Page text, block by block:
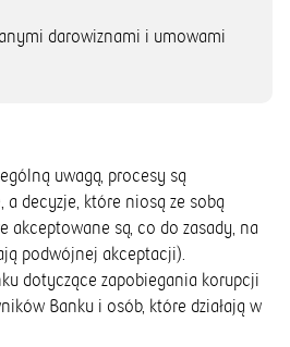
darowiznami i umowami
uwagą, procesy są
a decyzje, które niosą ze sobą
akceptowane są, co do zasady, na
podwójnej akceptacji).
dotyczące zapobiegania korupcji
Banku i osób, które działają w